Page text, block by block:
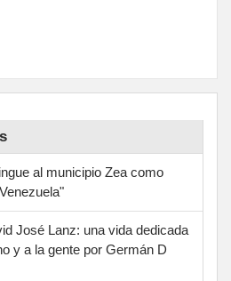
al municipio Zea como
José Lanz: una vida dedicada
y a la gente por Germán D